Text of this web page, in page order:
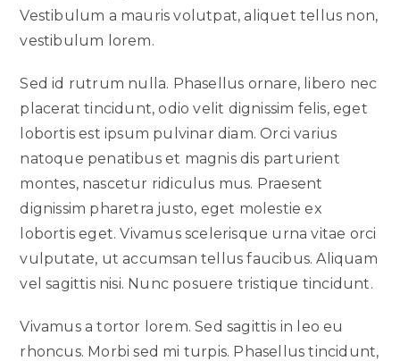
Vestibulum a mauris volutpat, aliquet tellus non,
vestibulum lorem.
Sed id rutrum nulla. Phasellus ornare, libero nec
placerat tincidunt, odio velit dignissim felis, eget
lobortis est ipsum pulvinar diam. Orci varius
natoque penatibus et magnis dis parturient
montes, nascetur ridiculus mus. Praesent
dignissim pharetra justo, eget molestie ex
lobortis eget. Vivamus scelerisque urna vitae orci
vulputate, ut accumsan tellus faucibus. Aliquam
vel sagittis nisi. Nunc posuere tristique tincidunt.
Vivamus a tortor lorem. Sed sagittis in leo eu
rhoncus. Morbi sed mi turpis. Phasellus tincidunt,